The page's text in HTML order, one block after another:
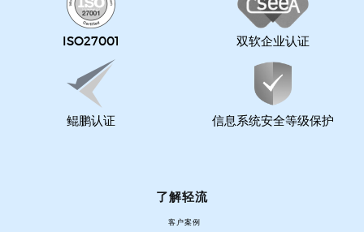
ISO27001 双软企业认证
鲲鹏认证 信息系统安全等级保护
了解轻流
客户案例